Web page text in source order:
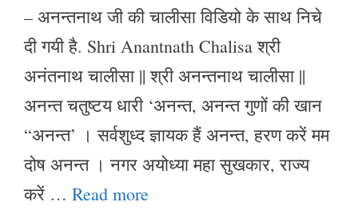
– अनन्तनाथ जी की चालीसा विडियो के साथ निचे
दी गयी है. Shri Anantnath Chalisa श्री
अनंतनाथ चालीसा || श्री अनन्तनाथ चालीसा ||
अनन्त चतुष्टय धारी ‘अनन्त, अनन्त गुणों की खान
“अनन्त’ । सर्वशुध्द ज्ञायक हैं अनन्त, हरण करें मम
दोष अनन्त । नगर अयोध्या महा सुखकार, राज्य
करें … Read more